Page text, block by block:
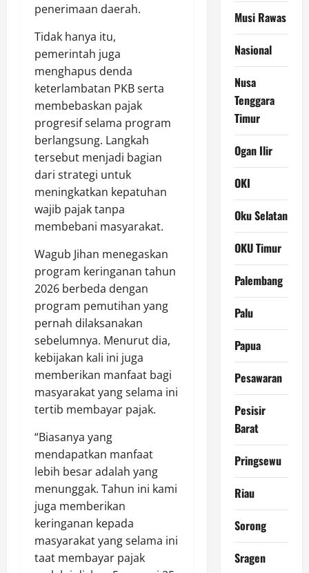
penerimaan daerah.
Tidak hanya itu,
pemerintah juga
menghapus denda
keterlambatan PKB serta
membebaskan pajak
progresif selama program
berlangsung. Langkah
tersebut menjadi bagian
dari strategi untuk
meningkatkan kepatuhan
wajib pajak tanpa
membebani masyarakat.
Wagub Jihan menegaskan
program keringanan tahun
2026 berbeda dengan
program pemutihan yang
pernah dilaksanakan
sebelumnya. Menurut dia,
kebijakan kali ini juga
memberikan manfaat bagi
masyarakat yang selama ini
tertib membayar pajak.
“Biasanya yang
mendapatkan manfaat
lebih besar adalah yang
menunggak. Tahun ini kami
juga memberikan
keringanan kepada
masyarakat yang selama ini
taat membayar pajak
Musi Rawas
Nasional
Nusa
Tenggara
Timur
Ogan Ilir
OKI
Oku Selatan
OKU Timur
Palembang
Palu
Papua
Pesawaran
Pesisir
Barat
Pringsewu
Riau
Sorong
Sragen